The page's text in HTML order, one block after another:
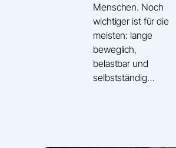
Menschen. Noch
wichtiger ist für die
meisten: lange
beweglich,
belastbar und
selbstständig…